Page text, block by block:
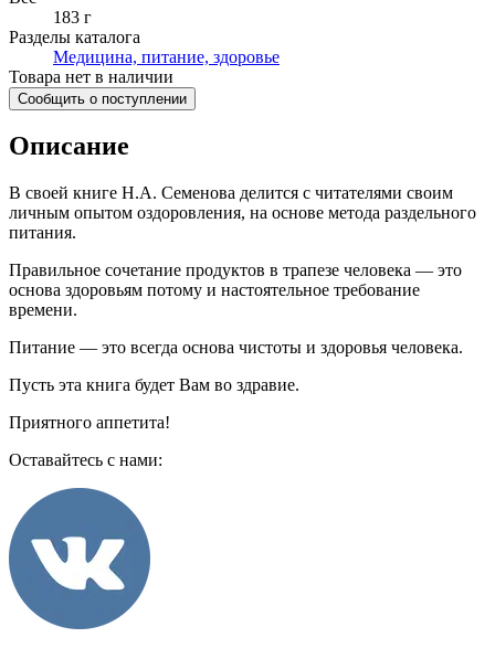
183 г
Разделы каталога
Медицина, питание, здоровье
Товара нет в наличии
Сообщить о поступлении
Описание
В своей книге Н.А. Семенова делится с читателями своим
личным опытом оздоровления, на основе метода раздельного
питания.
Правильное сочетание продуктов в трапезе человека — это
основа здоровьям потому и настоятельное требование
времени.
Питание — это всегда основа чистоты и здоровья человека.
Пусть эта книга будет Вам во здравие.
Приятного аппетита!
Оставайтесь с нами: